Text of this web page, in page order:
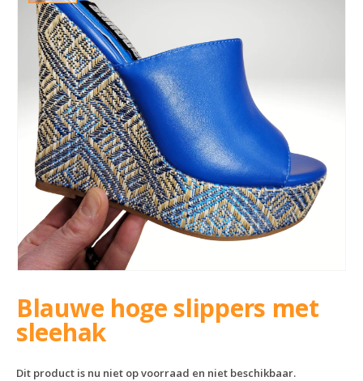
Blauwe hoge slippers met
sleehak
Dit product is nu niet op voorraad en niet beschikbaar.